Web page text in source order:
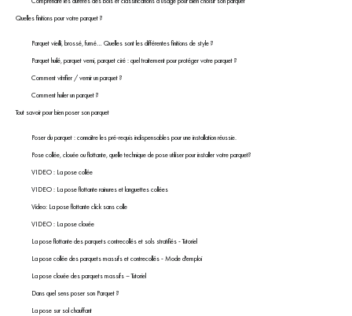
Quelles finitions pour votre parquet ?
Parquet vieilli, brossé, fumé… Quelles sont les différentes finitions de style ?
Parquet huilé, parquet verni, parquet ciré : quel traitement pour protéger votre parquet ?
Comment vitrifier / vernir un parquet ?
Comment huiler un parquet ?
Tout savoir pour bien poser son parquet
Poser du parquet : connaître les pré-requis indispensables pour une installation réussie.
Pose collée, clouée ou flottante, quelle technique de pose utiliser pour installer votre parquet?
VIDEO : La pose collée
VIDEO : La pose flottante rainures et languettes collées
Video: La pose flottante click sans colle
VIDEO : La pose clouée
La pose flottante des parquets contrecollés et sols stratifiés - Tutoriel
La pose collée des parquets massifs et contrecollés - Mode d'emploi
La pose clouée des parquets massifs – Tutoriel
Dans quel sens poser son Parquet ?
La pose sur sol chauffant